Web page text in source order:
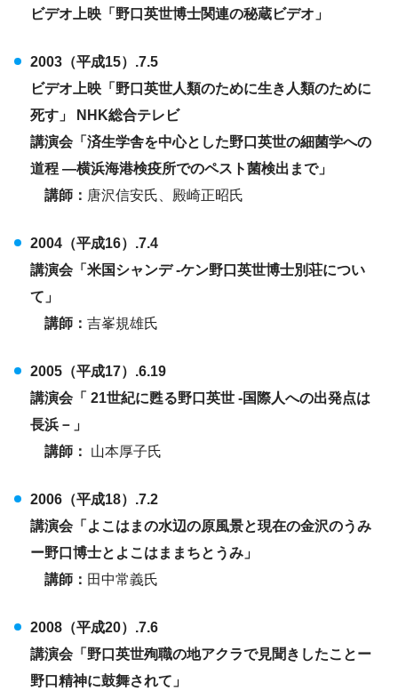
ビデオ上映「野口英世博士関連の秘蔵ビデオ」
2003（平成15）.7.5
ビデオ上映「野口英世人類のために生き人類のために
死す」 NHK総合テレビ
講演会「済生学舎を中心とした野口英世の細菌学への
道程 ―横浜海港検疫所でのペスト菌検出まで」
講師： 唐沢信安氏、殿崎正昭氏
2004（平成16）.7.4
講演会「米国シャンデ -ケン野口英世博士別荘につい
て」
講師： 吉峯規雄氏
2005（平成17）.6.19
講演会「 21世紀に甦る野口英世 -国際人への出発点は
長浜－」
講師：
山本厚子氏
2006（平成18）.7.2
講演会「よこはまの水辺の原風景と現在の金沢のうみ
ー野口博士とよこはままちとうみ」
講師： 田中常義氏
2008（平成20）.7.6
講演会「野口英世殉職の地アクラで見聞きしたことー
野口精神に鼓舞されて」